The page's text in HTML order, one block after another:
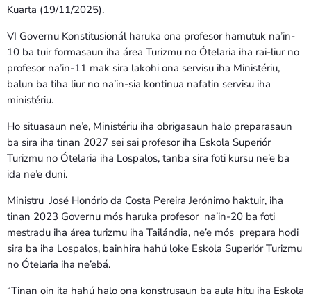
Kuarta (19/11/2025).
VI Governu Konstitusionál haruka ona profesor hamutuk na’in-
10 ba tuir formasaun iha área Turizmu no Ótelaria iha rai-liur no
profesor na’in-11 mak sira lakohi ona servisu iha Ministériu,
balun ba tiha liur no na’in-sia kontinua nafatin servisu iha
ministériu.
Ho situasaun ne’e, Ministériu iha obrigasaun halo preparasaun
ba sira iha tinan 2027 sei sai profesor iha Eskola Superiór
Turizmu no Ótelaria iha Lospalos, tanba sira foti kursu ne’e ba
ida ne’e duni.
Ministru José Honório da Costa Pereira Jerónimo haktuir, iha
tinan 2023 Governu mós haruka profesor na’in-20 ba foti
mestradu iha área turizmu iha Tailándia, ne’e mós prepara hodi
sira ba iha Lospalos, bainhira hahú loke Eskola Superiór Turizmu
no Ótelaria iha ne’ebá.
“Tinan oin ita hahú halo ona konstrusaun ba aula hitu iha Eskola